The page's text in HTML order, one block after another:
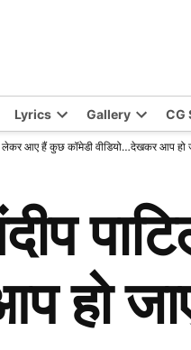
Lyrics Gallery CG
लेकर आए हैं कुछ कॉमेडी वीडियो…देखकर आप
हो